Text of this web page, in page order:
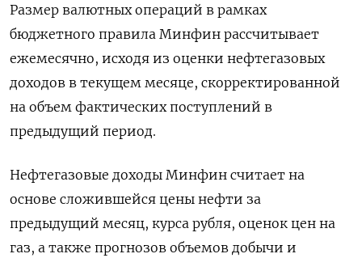
Размер валютных операций в рамках
бюджетного правила Минфин рассчитывает
ежемесячно, исходя из оценки нефтегазовых
доходов в текущем месяце, скорректированной
на объем фактических поступлений в
предыдущий период.
Нефтегазовые доходы Минфин считает на
основе сложившейся цены нефти за
предыдущий месяц, курса рубля, оценок цен на
газ, а также прогнозов объемов добычи и